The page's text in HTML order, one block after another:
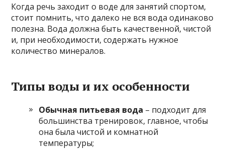
Когда речь заходит о воде для занятий спортом,
стоит помнить, что далеко не вся вода одинаково
полезна. Вода должна быть качественной, чистой
и, при необходимости, содержать нужное
количество минералов.
Типы воды и их особенности
Обычная питьевая вода – подходит для
большинства тренировок, главное, чтобы
она была чистой и комнатной
температуры;